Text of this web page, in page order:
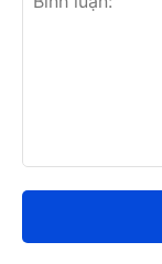
luận: